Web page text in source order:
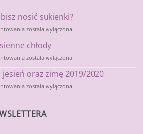
nosić sukienki?
Dlaczego
nosić
została wyłączona
chłody
Kurtki
jesienne
została wyłączona
jesień oraz zimę 2019/2020
Płaszcze
oraz
zimę
została wyłączona